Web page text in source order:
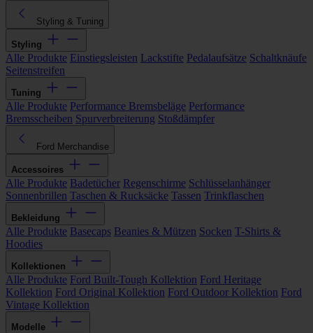
Styling & Tuning
Styling
Alle Produkte Einstiegsleisten Lackstifte Pedalaufsätze Schaltknäufe
Seitenstreifen
Tuning
Alle Produkte Performance Bremsbeläge Performance
Bremsscheiben Spurverbreiterung Stoßdämpfer
Ford Merchandise
Accessoires
Alle Produkte Badetücher Regenschirme Schlüsselanhänger
Sonnenbrillen Taschen & Rucksäcke Tassen Trinkflaschen
Bekleidung
Alle Produkte Basecaps Beanies & Mützen Socken T-Shirts &
Hoodies
Kollektionen
Alle Produkte Ford Built-Tough Kollektion Ford Heritage
Kollektion Ford Original Kollektion Ford Outdoor Kollektion Ford
Vintage Kollektion
Modelle